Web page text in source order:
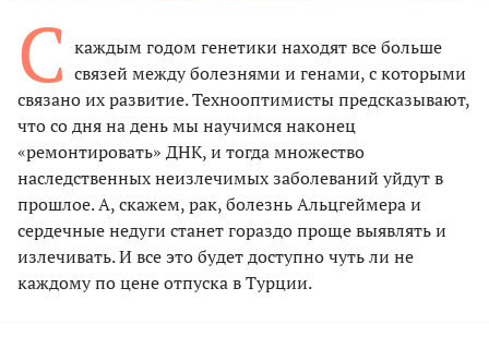
С каждым годом генетики находят все больше
связей между болезнями и генами, с которыми
связано их развитие. Технооптимисты предсказывают,
что со дня на день мы научимся наконец
«ремонтировать» ДНК, и тогда множество
наследственных неизлечимых заболеваний уйдут в
прошлое. А, скажем, рак, болезнь Альцгеймера и
сердечные недуги станет гораздо проще выявлять и
излечивать. И все это будет доступно чуть ли не
каждому по цене отпуска в Турции.